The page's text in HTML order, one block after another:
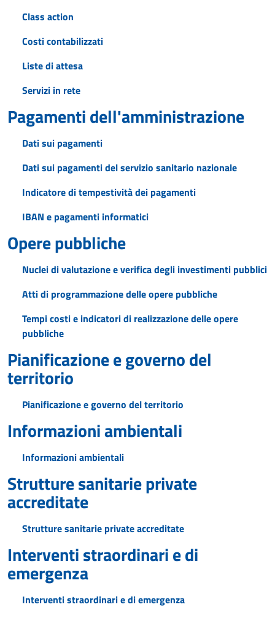
Class action
Costi contabilizzati
Liste di attesa
Servizi in rete
Pagamenti dell'amministrazione
Dati sui pagamenti
Dati sui pagamenti del servizio sanitario nazionale
Indicatore di tempestività dei pagamenti
IBAN e pagamenti informatici
Opere pubbliche
Nuclei di valutazione e verifica degli investimenti pubblici
Atti di programmazione delle opere pubbliche
Tempi costi e indicatori di realizzazione delle opere
pubbliche
Pianificazione e governo del
territorio
Pianificazione e governo del territorio
Informazioni ambientali
Informazioni ambientali
Strutture sanitarie private
accreditate
Strutture sanitarie private accreditate
Interventi straordinari e di
emergenza
Interventi straordinari e di emergenza